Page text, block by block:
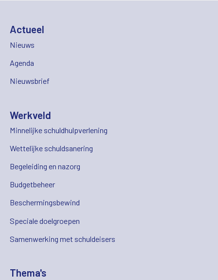
Actueel
Nieuws
Agenda
Nieuwsbrief
Werkveld
Minnelijke schuldhulpverlening
Wettelijke schuldsanering
Begeleiding en nazorg
Budgetbeheer
Beschermingsbewind
Speciale doelgroepen
Samenwerking met schuldeisers
Thema's